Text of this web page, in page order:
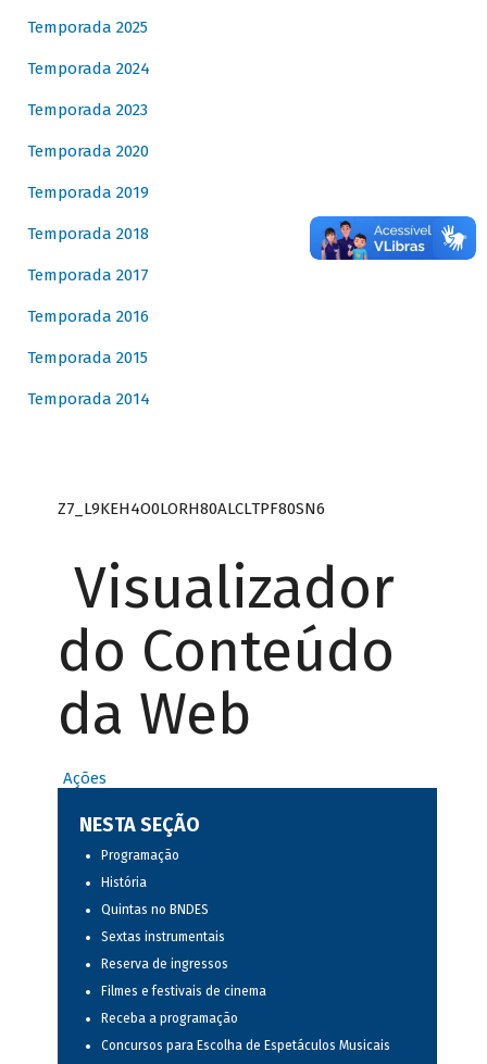
Temporada 2025
Temporada 2024
Temporada 2023
Temporada 2020
Temporada 2019
Temporada 2018
Temporada 2017
Temporada 2016
Temporada 2015
Temporada 2014
Z7_L9KEH4O0LORH80ALCLTPF80SN6
Visualizador
do Conteúdo
da Web
Ações
NESTA SEÇÃO
Programação
História
Quintas no BNDES
Sextas instrumentais
Reserva de ingressos
Filmes e festivais de cinema
Receba a programação
Concursos para Escolha de Espetáculos Musicais